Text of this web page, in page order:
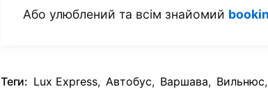
Або улюблений та всім знайомий
Теги: Lux Express, Автобус, Варшава, Вильнюс,